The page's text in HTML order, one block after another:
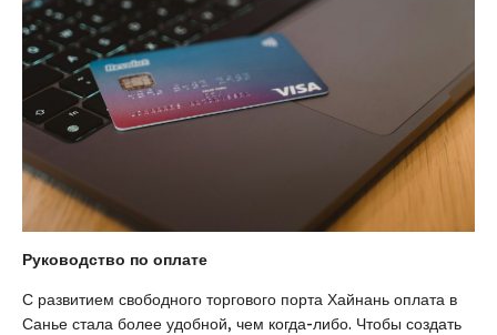
Руководство по оплате
С развитием свободного торгового порта Хайнань оплата в
Санье стала более удобной, чем когда-либо. Чтобы создать